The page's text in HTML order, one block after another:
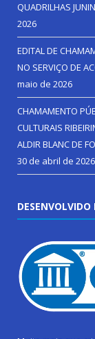
QUADRILHAS
2026
EDITAL DE
NO SERVIÇO DE
maio de 2026
CHAMAMENTO
CULTURAIS
ALDIR BLANC DE
30 de abril de 2026
DESENVOLVIDO